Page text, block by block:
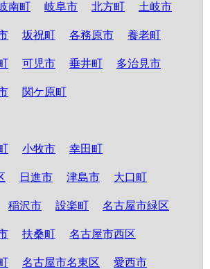
南町 岐阜市 北方町 土岐市
坂祝町 各務原市 養老町
可児市 垂井町 多治見市
関ケ原町
小牧市 幸田町
日進市 津島市 大口町
稲沢市 設楽町 名古屋市緑区
扶桑町 名古屋市西区
名古屋市名東区 愛西市